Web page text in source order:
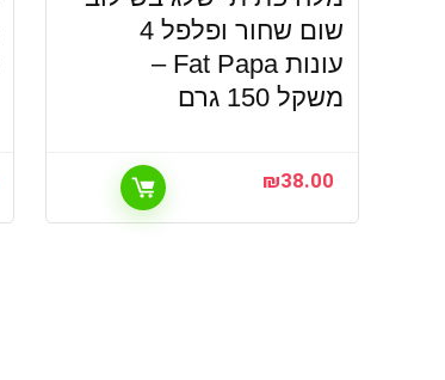
שום שחור ופלפל 4
עונות Fat Papa –
משקל 150 גרם
₪38.00